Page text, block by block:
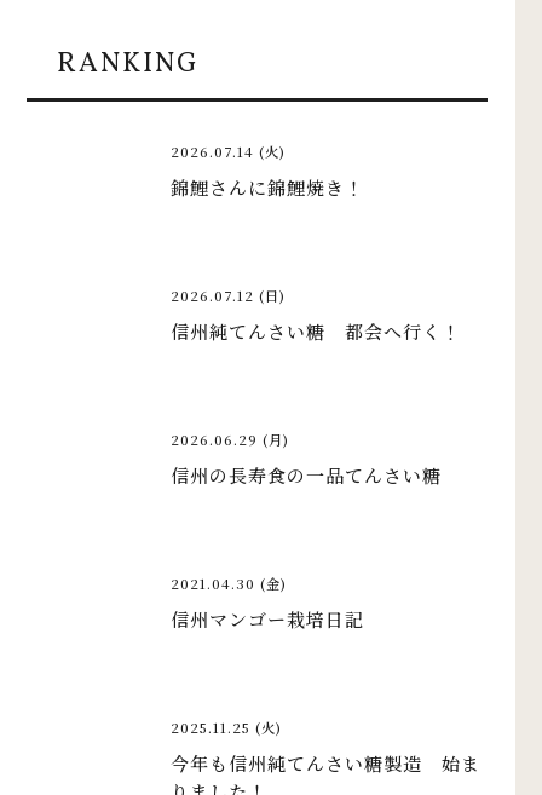
RANKING
2026.07.14 (火)
錦鯉さんに錦鯉焼き！
2026.07.12 (日)
信州純てんさい糖 都会へ行く！
2026.06.29 (月)
信州の長寿食の一品てんさい糖
2021.04.30 (金)
信州マンゴー栽培日記
2025.11.25 (火)
今年も信州純てんさい糖製造 始ま